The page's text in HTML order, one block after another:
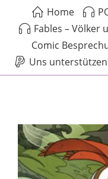
Home
Fables – Völker
Comic
Uns unterstützen